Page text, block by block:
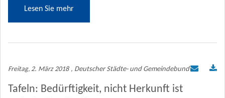
Lesen Sie mehr
Freitag, 2. März 2018 , Deutscher Städte- und Gemeindebund
Tafeln: Bedürftigkeit, nicht Herkunft ist